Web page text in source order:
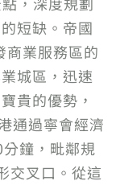
短缺。帝國
商業服務區的
城區，迅速
貴的優勢，
通過寧會經濟
鐘，毗鄰規
交叉口。從這